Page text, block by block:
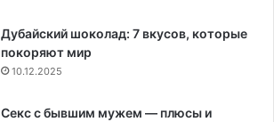
Дубайский шоколад: 7 вкусов, которые
покоряют мир
10.12.2025
Секс с бывшим мужем — плюсы и